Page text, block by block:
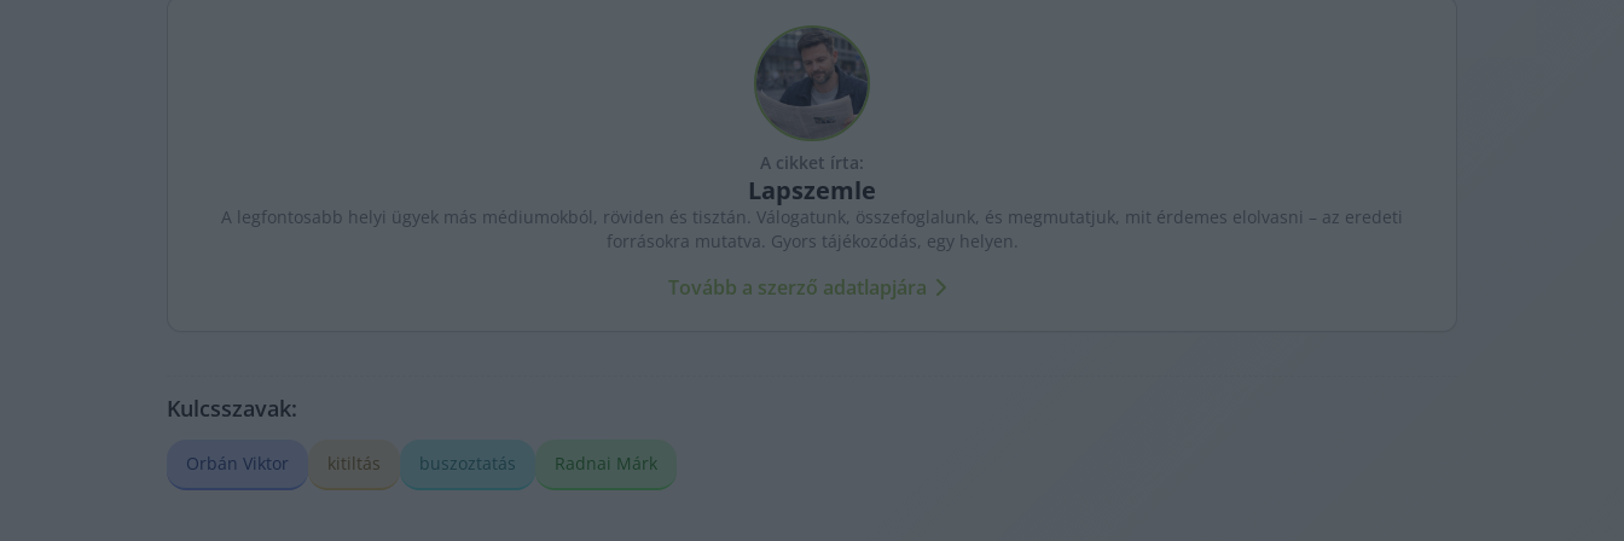
A cikket írta:
Lapszemle
A legfontosabb helyi ügyek más médiumokból, röviden és tisztán. Válogatunk, összefoglalunk, és megmutatjuk, mit érdemes elolvasni – az eredeti
forrásokra mutatva. Gyors tájékozódás, egy helyen.
Tovább a szerző adatlapjára
Kulcsszavak:
Orbán Viktor kitiltás buszoztatás Radnai Márk